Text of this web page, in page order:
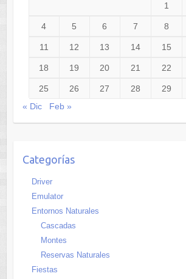
1
4 5 6 7 8
11 12 13 14 15
18 19 20 21 22
25 26 27 28 29
« Dic
Feb »
Categorías
Driver
Emulator
Entornos Naturales
Cascadas
Montes
Reservas Naturales
Fiestas